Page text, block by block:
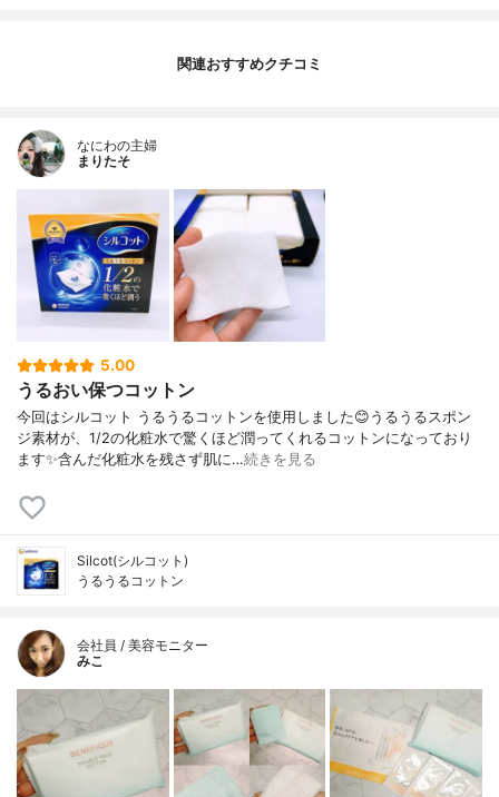
関連おすすめクチコミ
なにわの主婦
まりたそ
5.00
うるおい保つコットン
今回はシルコット うるうるコットンを使用しました😊うるうるスポン
ジ素材が、1/2の化粧水で驚くほど潤ってくれるコットンになっており
ます✨含んだ化粧水を残さず肌に…続きを見る
Silcot(シルコット)
うるうるコットン
会社員 / 美容モニター
みこ